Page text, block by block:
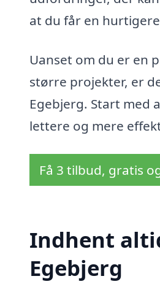
at du får en
Uanset om du er en
større projekter, er
Egebjerg. Start med
lettere og mere
Få 3 tilbud, gratis
Indhent
Egebjerg